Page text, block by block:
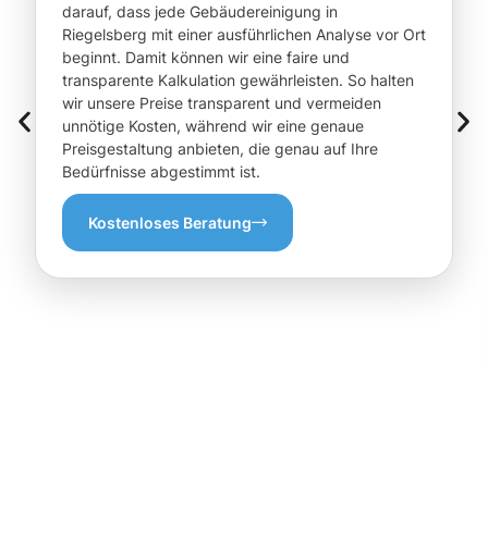
darauf, dass jede Gebäudereinigung in
Riegelsberg mit einer ausführlichen Analyse vor Ort
beginnt. Damit können wir eine faire und
transparente Kalkulation gewährleisten. So halten
wir unsere Preise transparent und vermeiden
unnötige Kosten, während wir eine genaue
Preisgestaltung anbieten, die genau auf Ihre
Bedürfnisse abgestimmt ist.
Kostenloses Beratung